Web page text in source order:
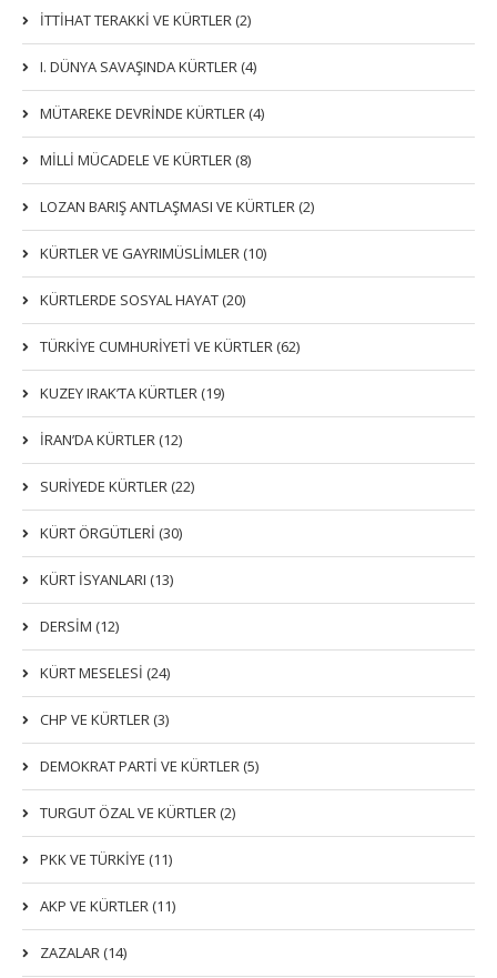
İTTIHAT TERAKKI VE KÜRTLER (2)
I. DÜNYA SAVAŞINDA KÜRTLER (4)
MÜTAREKE DEVRİNDE KÜRTLER (4)
MİLLİ MÜCADELE VE KÜRTLER (8)
LOZAN BARIŞ ANTLAŞMASI VE KÜRTLER (2)
KÜRTLER VE GAYRIMÜSLIMLER (10)
KÜRTLERDE SOSYAL HAYAT (20)
TÜRKİYE CUMHURİYETİ VE KÜRTLER (62)
KUZEY IRAK’TA KÜRTLER (19)
İRAN’DA KÜRTLER (12)
SURİYEDE KÜRTLER (22)
KÜRT ÖRGÜTLERİ (30)
KÜRT İSYANLARI (13)
DERSIM (12)
KÜRT MESELESİ (24)
CHP VE KÜRTLER (3)
DEMOKRAT PARTI VE KÜRTLER (5)
TURGUT ÖZAL VE KÜRTLER (2)
PKK VE TÜRKIYE (11)
AKP VE KÜRTLER (11)
ZAZALAR (14)